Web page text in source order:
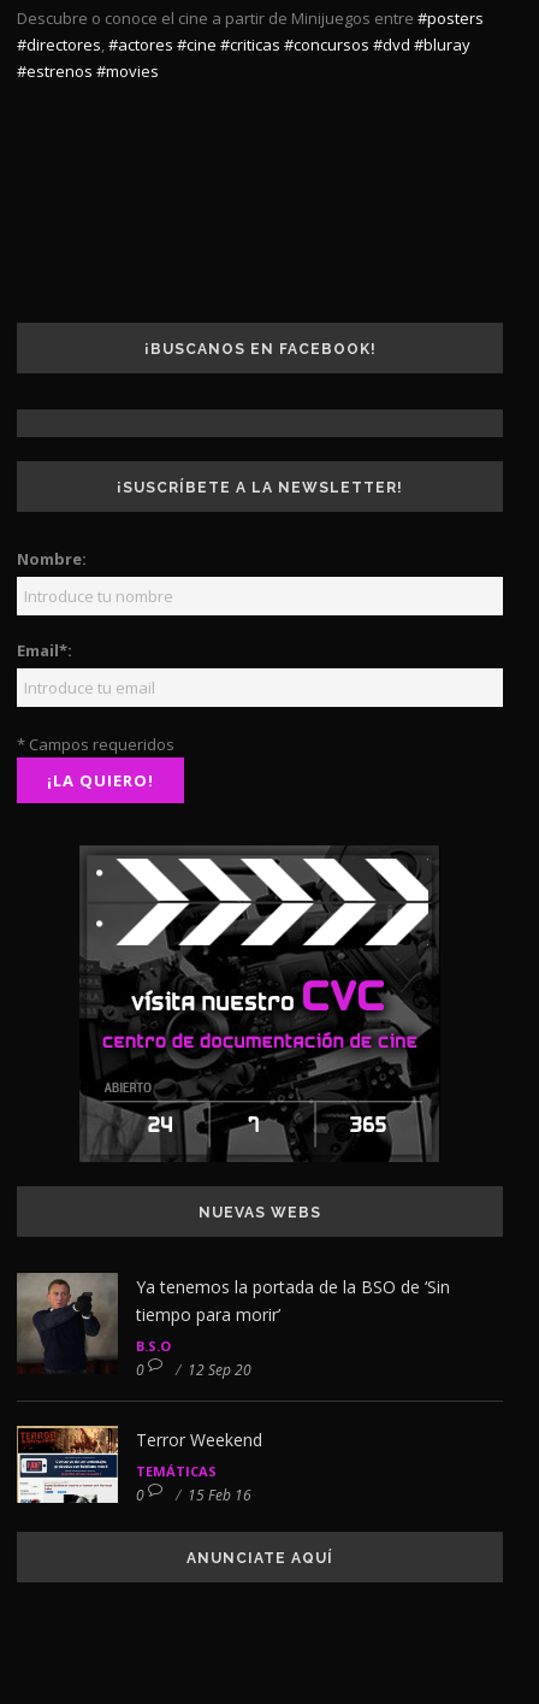
Descubre o conoce el cine a partir de Minijuegos entre #posters
#directores,#actores #cine #criticas #concursos #dvd #bluray
#estrenos #movies
¡BUSCANOS EN FACEBOOK!
¡SUSCRÍBETE A LA NEWSLETTER!
Nombre:
Email*:
* Campos requeridos
NUEVAS WEBS
Ya tenemos la portada de la BSO de ‘Sin
tiempo para morir’
B.S.O
0 / 12 Sep 20
Terror Weekend
TEMÁTICAS
0 / 15 Feb 16
ANUNCIATE AQUÍ